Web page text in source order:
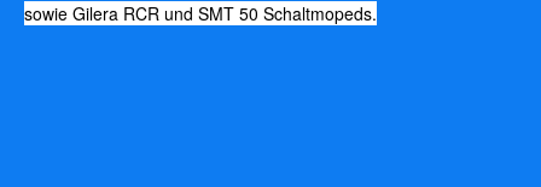
sowie Gilera RCR und SMT 50 Schaltmopeds.